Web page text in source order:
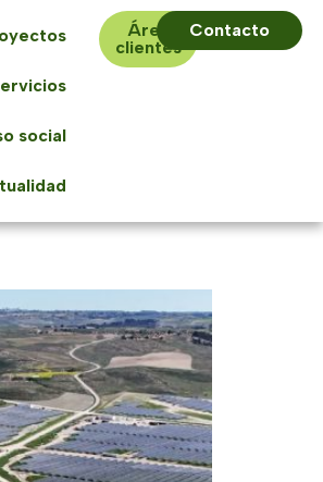
social
Área
clientes
Contacto